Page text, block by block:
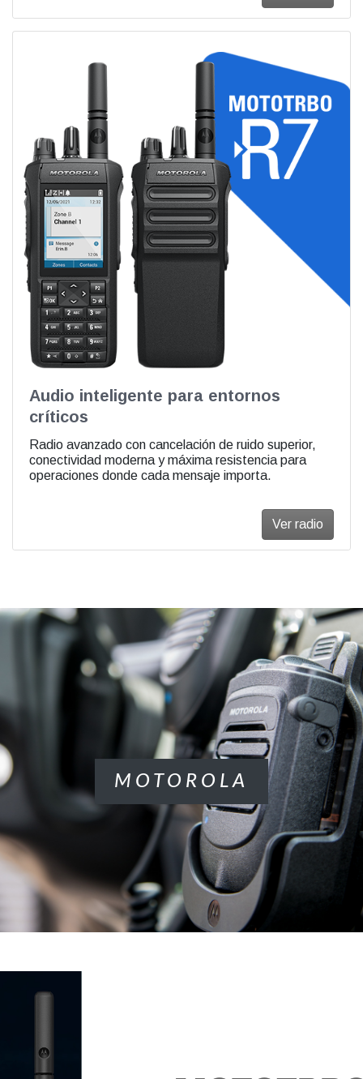
Audio inteligente para entornos
críticos
Radio avanzado con cancelación de ruido superior,
conectividad moderna y máxima resistencia para
operaciones donde cada mensaje importa.
Ver radio
MOTOROLA